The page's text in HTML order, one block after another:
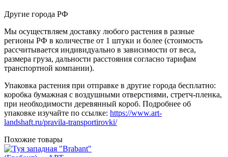
Другие города РФ
Мы осуществляем доставку любого растения в разные
регионы РФ в количестве от 1 штуки и более (стоимость
рассчитывается индивидуально в зависимости от веса,
размера груза, дальности расстояния согласно тарифам
транспортной компании).
Упаковка растения при отправке в другие города бесплатно:
коробка бумажная с воздушными отверстиями, стретч-пленка,
при необходимости деревянный короб. Подробнее об
упаковке изучайте по ссылке: https://www.art-
landshaft.ru/pravila-transportirovki/
Похожие товары